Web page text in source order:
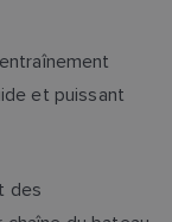
et puissant
des